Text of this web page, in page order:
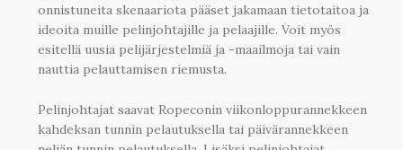
onnistuneita skenaariota pääset jakamaan tietotaitoa ja
ideoita muille pelinjohtajille ja pelaajille. Voit myös
esitellä uusia pelijärjestelmiä ja -maailmoja tai vain
nauttia pelauttamisen riemusta.
Pelinjohtajat saavat Ropeconin viikonloppurannekkeen
kahdeksan tunnin pelautuksella tai päivärannekkeen